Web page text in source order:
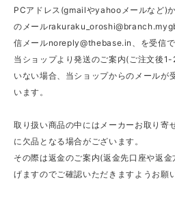
PCアドレス(gmailやyahooメールなど)
のメール
信メールnoreply@thebase.in 、を受信
当ショップより発送のご案内(ご注文後
いない場合、当ショップからのメールが
います。
取り扱い商品の中にはメーカーお取り寄
に欠品となる場合がございます。
その際は返金のご案内(返金先口座や返
げますのでご確認いただきますようお願